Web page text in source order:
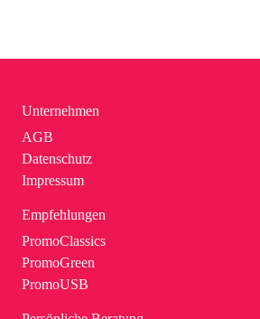
Unternehmen
AGB
Datenschutz
Impressum
Empfehlungen
PromoClassics
PromoGreen
PromoUSB